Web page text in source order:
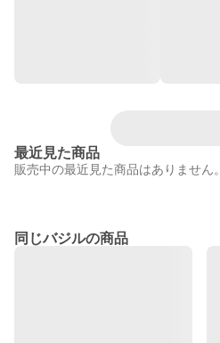
最近見た商品
販売中の最近見た商品はありません。
同じバジルの商品